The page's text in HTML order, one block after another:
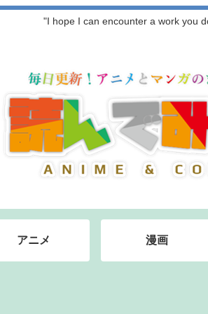
"I hope I can encounter a work you
アニメ 漫画